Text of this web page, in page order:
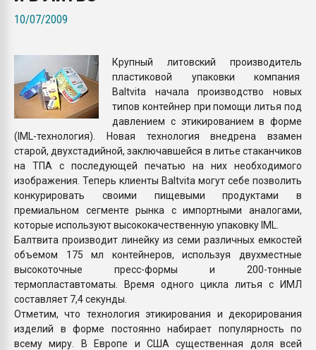
ПЕРЕЙТИ НА
10/07/2009
Крупный литовский производитель
пластиковой упаковки компания
Baltvita начала производство новых
типов контейнер при помощи литья под
давлением с этикированием в форме
(IML-технология). Новая технология внедрена взамен
старой, двухстадийной, заключавшейся в литье стаканчиков
на ТПА с последующей печатью на них необходимого
изображения. Теперь клиенты Baltvita могут себе позволить
конкурировать своими пищевыми продуктами в
премиальном сегменте рынка с импортными аналогами,
которые используют высококачественную упаковку IML.
Балтвита производит линейку из семи различных емкостей
объемом 175 мл контейнеров, используя двухместные
высокоточные пресс-формы и 200-тонные
термопластавтоматы. Время одного цикла литья с ИМЛ
составляет 7,4 секунды.
Отметим, что технология этикирования и декорирования
изделий в форме постоянно набирает популярность по
всему миру. В Европе и США существенная доля всей